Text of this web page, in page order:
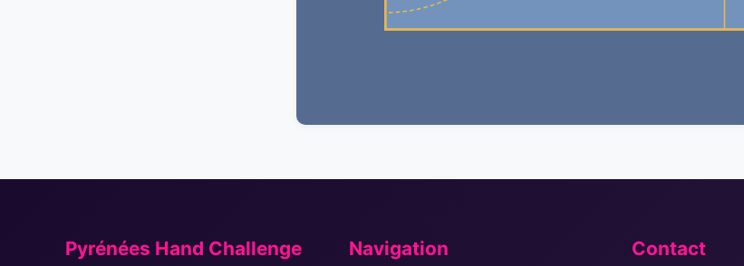
Pyrénées Hand Challenge
Navigation Contact